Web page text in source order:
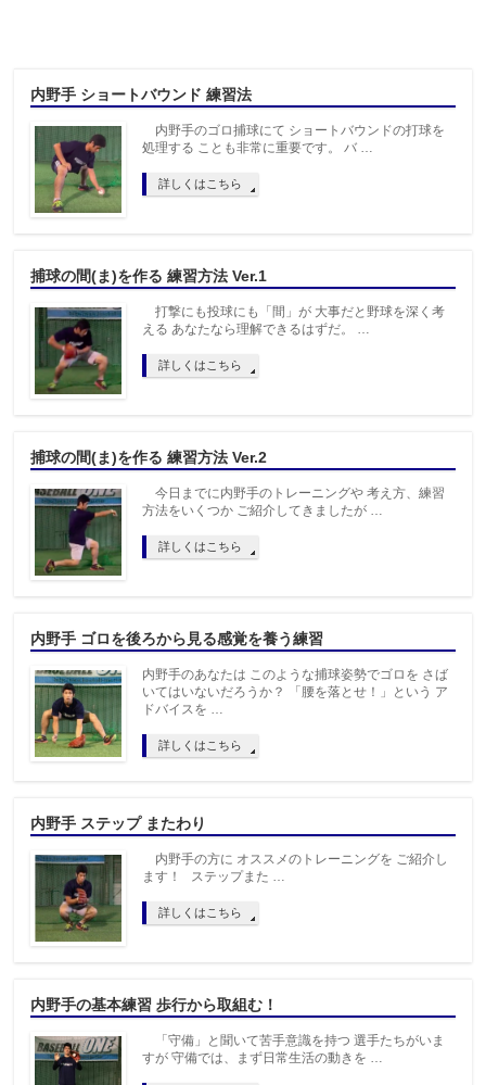
内野手 ショートバウンド 練習法
内野手のゴロ捕球にて ショートバウンドの打球を
処理する ことも非常に重要です。 バ …
詳しくはこちら
捕球の間(ま)を作る 練習方法 Ver.1
打撃にも投球にも「間」が 大事だと野球を深く考
える あなたなら理解できるはずだ。 …
詳しくはこちら
捕球の間(ま)を作る 練習方法 Ver.2
今日までに内野手のトレーニングや 考え方、練習
方法をいくつか ご紹介してきましたが …
詳しくはこちら
内野手 ゴロを後ろから見る感覚を養う練習
内野手のあなたは このような捕球姿勢でゴロを さば
いてはいないだろうか？ 「腰を落とせ！」という ア
ドバイスを …
詳しくはこちら
内野手 ステップ またわり
内野手の方に オススメのトレーニングを ご紹介し
ます！ ステップまた …
詳しくはこちら
内野手の基本練習 歩行から取組む！
「守備」と聞いて苦手意識を持つ 選手たちがいま
すが 守備では、まず日常生活の動きを …